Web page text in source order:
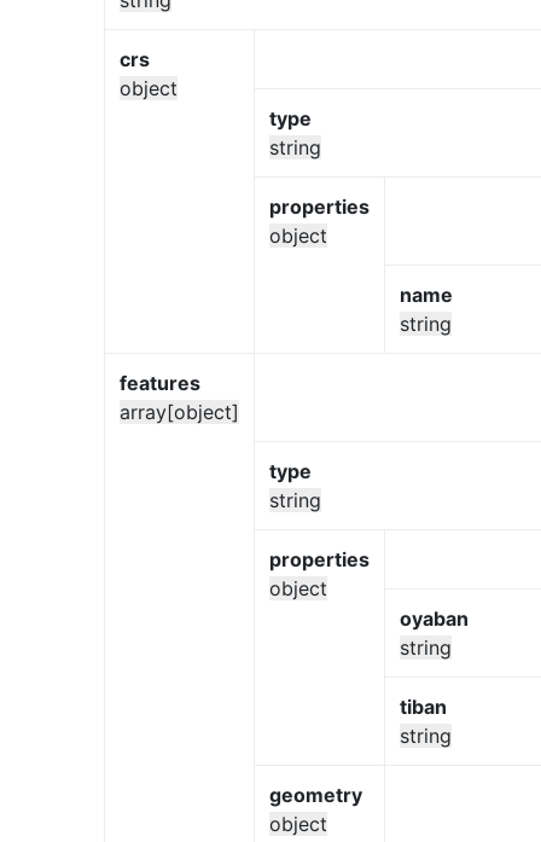
crs
object
type
string
properties
object
name
string
features
array[object]
type
string
properties
object
oyaban
string
tiban
string
geometry
object